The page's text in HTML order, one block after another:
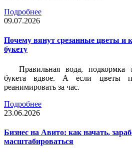
Подробнее
09.07.2026
Почему вянут срезанные цветы и
букету
Правильная вода,
букета вдвое. А если
реанимировать за час.
Подробнее
23.06.2026
Бизнес на Авито: как начать,
масштабироваться